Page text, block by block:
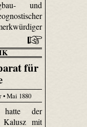
und
für
• Mai 1880
der
Kalusz mit